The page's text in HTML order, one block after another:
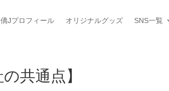
Jプロフィール オリジナルグッズ SNS一覧
共通点】